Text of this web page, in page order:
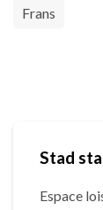
Frans
Stad
Espace